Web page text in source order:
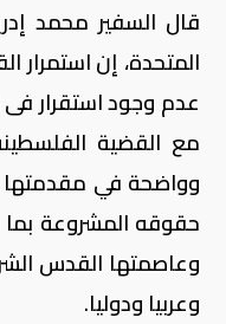
قال السفير محمد
المتحدة، إن
عدم وجود استقرار فى
مع القضية
وواضحة في
حقوقه المشروعة
وعاصمتها القدس
وعربيا ودوليا.